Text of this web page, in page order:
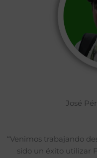
José
“Venimos trabajando
sido un éxito utilizar